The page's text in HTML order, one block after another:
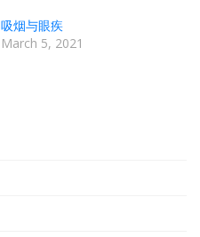
吸烟与眼疾
March 5, 2021